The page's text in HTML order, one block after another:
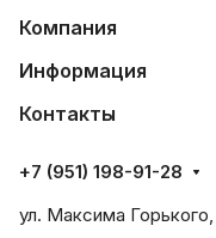
Компания
Информация
Контакты
+7 (951) 198-91-28
ул. Максима